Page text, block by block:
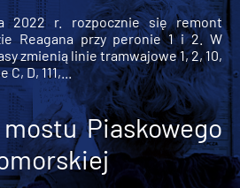
2022 r. rozpocznie się remont
Reagana przy peronie 1 i 2. W
zmienią linie tramwajowe 1, 2, 10,
D, 111,...
Piaskowego